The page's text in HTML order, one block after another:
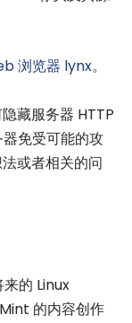
浏览器 lynx。
藏服务器 HTTP
免受可能的攻
或者相关的问
的 Linux
的内容创作